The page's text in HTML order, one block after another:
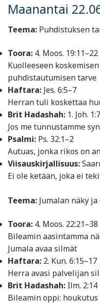
Maanantai
Teema: Puhdistuksen
Toora: 4. Moos. 19:11–22
Kuolleeseen
puhdistautumisen tarve
Haftara: Jes. 6:5–7
Herran tuli koskettaa
Brit Hadashah: 1. Joh.
Jos me tunnustamme
Psalmi: Ps. 32:1–2
Autuas, jonka rikos on
Viisauskirjallisuus:
Ei ole ketään, joka ei
Teema: Jumalan näky
Toora: 4. Moos. 22:21–38
Bileamin aasintamma
Jumala avaa silmät
Haftara: 2. Kun. 6:15–17
Herra avasi palvelijan
Brit Hadashah: Ilm. 2:14
Bileamin oppi: